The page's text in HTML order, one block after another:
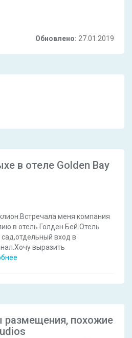
Обновлено: 27.01.2019
в отеле Golden Bay
меня компания
в отель Голден Бей.Отель
вход в
выразить
размещения, похожие